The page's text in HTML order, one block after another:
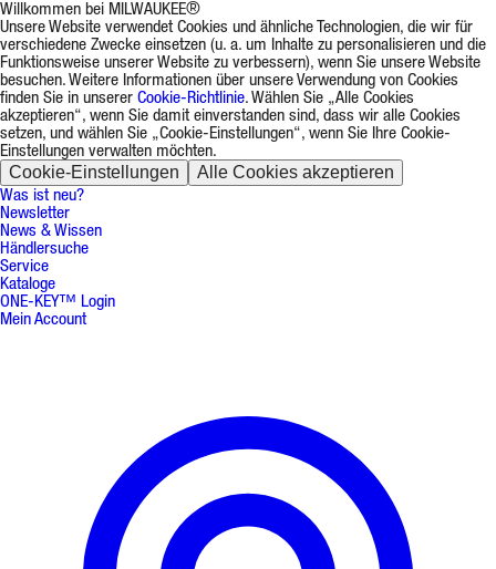
Willkommen bei MILWAUKEE®
Unsere Website verwendet Cookies und ähnliche Technologien, die wir für
verschiedene Zwecke einsetzen (u. a. um Inhalte zu personalisieren und die
Funktionsweise unserer Website zu verbessern), wenn Sie unsere Website
besuchen. Weitere Informationen über unsere Verwendung von Cookies
finden Sie in unserer Cookie-Richtlinie. Wählen Sie „Alle Cookies
akzeptieren“, wenn Sie damit einverstanden sind, dass wir alle Cookies
setzen, und wählen Sie „Cookie-Einstellungen“, wenn Sie Ihre Cookie-
Einstellungen verwalten möchten.
Cookie-Einstellungen Alle Cookies akzeptieren
Was ist neu?
Newsletter
News & Wissen
Händlersuche
Service
Kataloge
ONE-KEY™ Login
Mein Account